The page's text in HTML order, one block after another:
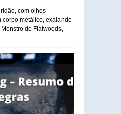
com olhos
corpo metálico, exalando
de Flatwoods,